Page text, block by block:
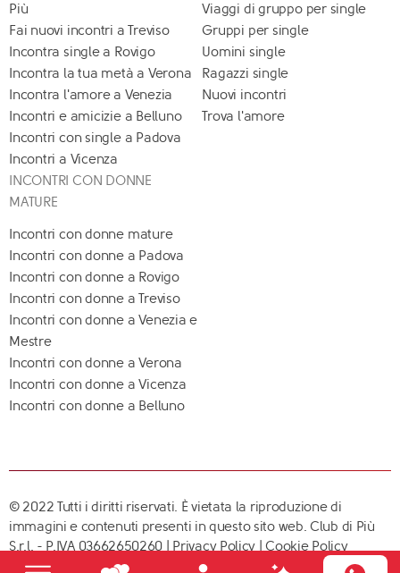
Più
Fai nuovi incontri a Treviso
Incontra single a Rovigo
Incontra la tua metà a Verona
Incontra l'amore a Venezia
Incontri e amicizie a Belluno
Incontri con single a Padova
Incontri a Vicenza
Viaggi di gruppo per single
Gruppi per single
Uomini single
Ragazzi single
Nuovi incontri
Trova l'amore
INCONTRI CON DONNE
MATURE
Incontri con donne mature
Incontri con donne a Padova
Incontri con donne a Rovigo
Incontri con donne a Treviso
Incontri con donne a Venezia e
Mestre
Incontri con donne a Verona
Incontri con donne a Vicenza
Incontri con donne a Belluno
© 2022 Tutti i diritti riservati. È vietata la riproduzione di
immagini e contenuti presenti in questo sito web. Club di Più
S.r.l. - P.IVA 03662650260 | Privacy Policy |Cookie Policy